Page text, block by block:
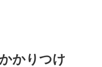
かりつけ